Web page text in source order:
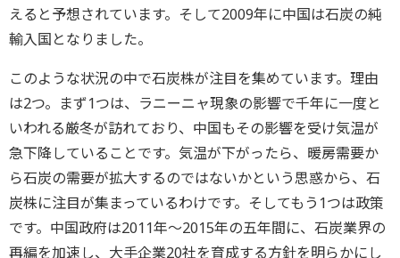
えると予想されています。そして2009年に中国は石炭の純
輸入国となりました。
このような状況の中で石炭株が注目を集めています。理由
は2つ。まず1つは、ラニーニャ現象の影響で千年に一度と
いわれる厳冬が訪れており、中国もその影響を受け気温が
急下降していることです。気温が下がったら、暖房需要か
ら石炭の需要が拡大するのではないかという思惑から、石
炭株に注目が集まっているわけです。そしてもう1つは政策
です。中国政府は2011年～2015年の五年間に、石炭業界の
再編を加速し、大手企業20社を育成する方針を明らかにし